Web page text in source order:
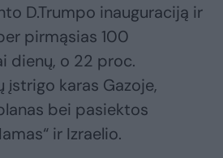
D.Trumpo inauguraciją ir
pirmąsias 100
dienų, o 22 proc.
įstrigo karas Gazoje,
bei pasiektos
ir Izraelio.